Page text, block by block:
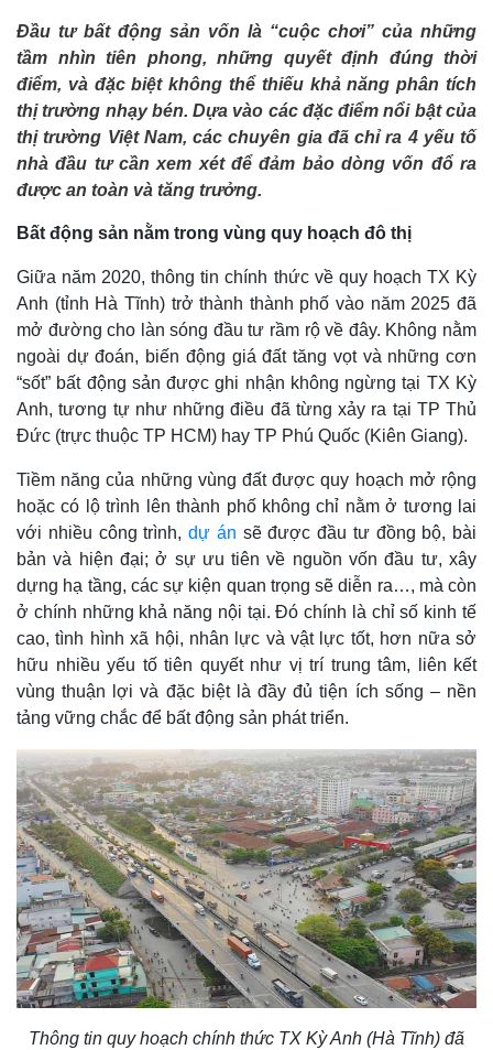
Đầu tư bất động sản vốn là “cuộc chơi” của những
tầm nhìn tiên phong, những quyết định đúng thời
điểm, và đặc biệt không thể thiếu khả năng phân tích
thị trường nhạy bén. Dựa vào các đặc điểm nổi bật của
thị trường Việt Nam, các chuyên gia đã chỉ ra 4 yếu tố
nhà đầu tư cần xem xét để đảm bảo dòng vốn đổ ra
được an toàn và tăng trưởng.
Bất động sản nằm trong vùng quy hoạch đô thị
Giữa năm 2020, thông tin chính thức về quy hoạch TX Kỳ
Anh (tỉnh Hà Tĩnh) trở thành thành phố vào năm 2025 đã
mở đường cho làn sóng đầu tư rầm rộ về đây. Không nằm
ngoài dự đoán, biến động giá đất tăng vọt và những cơn
“sốt” bất động sản được ghi nhận không ngừng tại TX Kỳ
Anh, tương tự như những điều đã từng xảy ra tại TP Thủ
Đức (trực thuộc TP HCM) hay TP Phú Quốc (Kiên Giang).
Tiềm năng của những vùng đất được quy hoạch mở rộng
hoặc có lộ trình lên thành phố không chỉ nằm ở tương lai
với nhiều công trình, dự án sẽ được đầu tư đồng bộ, bài
bản và hiện đại; ở sự ưu tiên về nguồn vốn đầu tư, xây
dựng hạ tầng, các sự kiện quan trọng sẽ diễn ra…, mà còn
ở chính những khả năng nội tại. Đó chính là chỉ số kinh tế
cao, tình hình xã hội, nhân lực và vật lực tốt, hơn nữa sở
hữu nhiều yếu tố tiên quyết như vị trí trung tâm, liên kết
vùng thuận lợi và đặc biệt là đầy đủ tiện ích sống – nền
tảng vững chắc để bất động sản phát triển.
Thông tin quy hoạch chính thức TX Kỳ Anh (Hà Tĩnh) đã